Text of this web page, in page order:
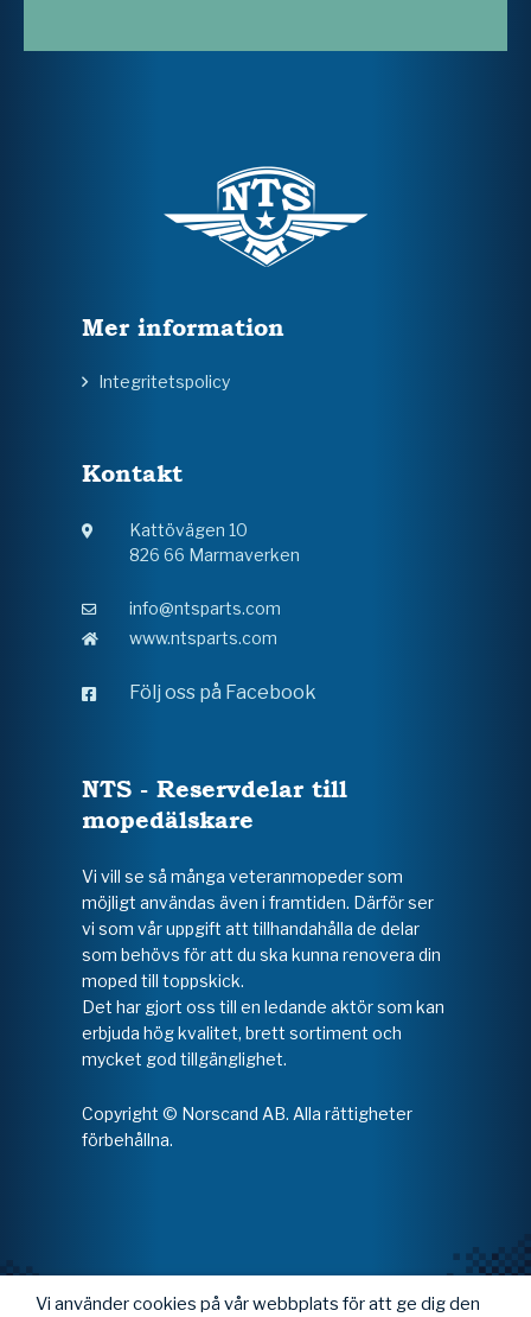
Mer information
Integritetspolicy
Kontakt
Kattövägen 10
826 66 Marmaverken
info@ntsparts.com
www.ntsparts.com
Följ oss på Facebook
NTS - Reservdelar till
mopedälskare
Vi vill se så många veteranmopeder som
möjligt användas även i framtiden. Därför ser
vi som vår uppgift att tillhandahålla de delar
som behövs för att du ska kunna renovera din
moped till toppskick.
Det har gjort oss till en ledande aktör som kan
erbjuda hög kvalitet, brett sortiment och
mycket god tillgänglighet.
Copyright © Norscand AB. Alla rättigheter
förbehållna.
Vi använder cookies på vår webbplats för att ge dig den